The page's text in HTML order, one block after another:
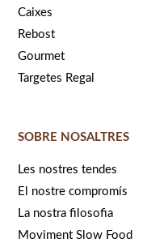
Caixes
Rebost
Gourmet
Targetes Regal
SOBRE NOSALTRES
Les nostres tendes
El nostre compromís
La nostra filosofia
Moviment Slow Food